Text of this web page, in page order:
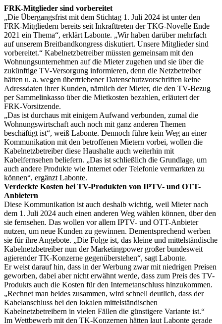
FRK-Mitglieder sind vorbereitet
„Die Übergangsfrist mit dem Stichtag 1. Juli 2024 ist unter den
FRK-Mitgliedern bereits seit Inkrafttreten der TKG-Novelle Ende
2021 ein Thema“, erklärt Labonte. „Wir haben darüber mehrfach
auf unserem Breitbandkongress diskutiert. Unsere Mitglieder sind
vorbereitet.“ Kabelnetzbetreiber müssten gemeinsam mit den
Wohnungsunternehmen auf die Mieter zugehen und sie über die
zukünftige TV-Versorgung informieren, denn die Netzbetreiber
hätten u. a. wegen übertriebener Datenschutzvorschriften keine
Adressdaten ihrer Kunden, nämlich der Mieter, die den TV-Bezug
per Sammelinkasso über die Mietkosten bezahlen, erläutert der
FRK-Vorsitzende.
„Das ist durchaus mit einigem Aufwand verbunden, zumal die
Wohnungswirtschaft auch noch mit ganz anderen Themen
beschäftigt ist“, weiß Labonte. Dennoch führe kein Weg an einer
Kommunikation mit den betroffenen Mietern vorbei, wollen die
Kabelnetzbetreiber diese Haushalte auch weiterhin mit
Kabelfernsehen beliefern. „Das ist schließlich die Grundlage, um
auch andere Produkte wie Internet oder Telefonie vermarkten zu
können“, ergänzt Labonte.
Verdeckte Kosten bei TV-Produkten von IPTV- und OTT-
Anbietern
Diese Kommunikation ist auch deshalb wichtig, weil Mieter nach
dem 1. Juli 2024 auch einen anderen Weg wählen können, über den
sie fernsehen. Das wollen vor allem IPTV- und OTT-Anbieter
nutzen, um neue Kunden zu gewinnen. Dementsprechend werben
sie für ihre Angebote. „Die Folge ist, das kleine und mittelständische
Kabelnetzbetreiber nun der Marketingpower großer bundesweit
agierender TK-Konzerne gegenüberstehen“, sagt Labonte.
Er weist darauf hin, dass in der Werbung zwar mit niedrigen Preisen
geworben, dabei aber nicht erwähnt werde, dass zum Preis des TV-
Produkts auch die Kosten für den Internetanschluss hinzukommen.
„Rechnet man beides zusammen, wird schnell deutlich, dass der
Kabelanschluss bei den lokalen mittelständischen
Kabelnetzbetreibern in vielen Fällen die günstigere Variante ist.“
Im Wettbewerb mit den TK-Konzernen hätten laut Labonte gerade